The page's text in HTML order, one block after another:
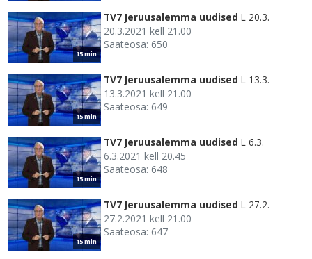
15 min
TV7 Jeruusalemma uudised L 20.3.
20.3.2021 kell 21.00
Saateosa: 650
15 min
TV7 Jeruusalemma uudised L 13.3.
13.3.2021 kell 21.00
Saateosa: 649
15 min
TV7 Jeruusalemma uudised L 6.3.
6.3.2021 kell 20.45
Saateosa: 648
15 min
TV7 Jeruusalemma uudised L 27.2.
27.2.2021 kell 21.00
Saateosa: 647